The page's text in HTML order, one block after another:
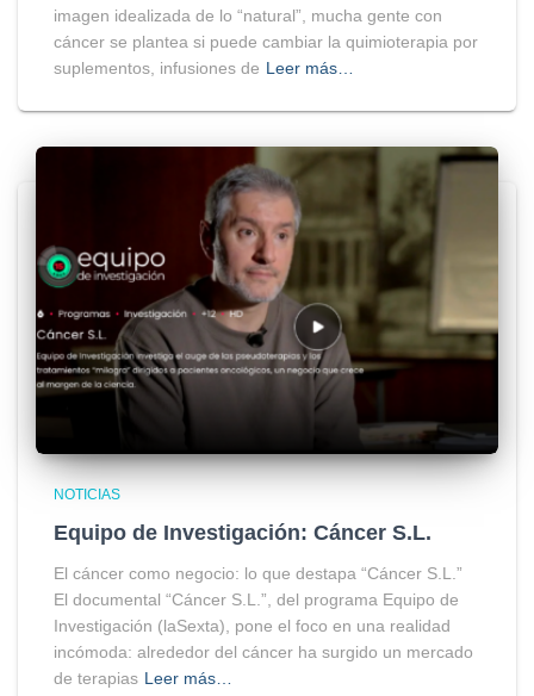
imagen idealizada de lo “natural”, mucha gente con
cáncer se plantea si puede cambiar la quimioterapia por
suplementos, infusiones de Leer más…
NOTICIAS
Equipo de Investigación: Cáncer S.L.
El cáncer como negocio: lo que destapa “Cáncer S.L.”
El documental “Cáncer S.L.”, del programa Equipo de
Investigación (laSexta), pone el foco en una realidad
incómoda: alrededor del cáncer ha surgido un mercado
de terapias Leer más…